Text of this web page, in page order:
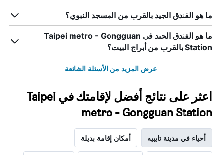
ما هو الفندق الجيد بالقرب من المسجد النبوي؟
ما هو الفندق الجيد في Taipei metro - Gongguan
Station بالقرب من أبراج البيت؟
عرض المزيد من الأسئلة الشائعة
اعثر على نتائج أفضل لإقامتك في Taipei
metro - Gongguan Station
أحياء في مدينة تايبيه أمكان إقامة بديلة